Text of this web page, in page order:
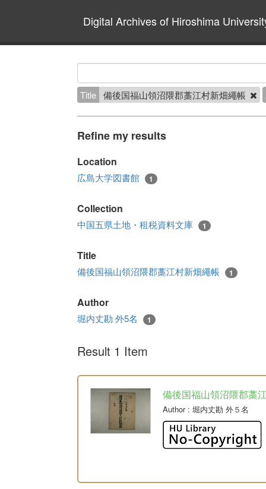
Digital Archives of Hiroshima
Title 備後国福山領沼隈郡藁江村新畑繩帳
Refine my results
Location
広島大学図書館 1
Collection
中国五県土地・租税資料文庫 1
Title
備後国福山領沼隈郡藁江村新畑繩帳 1
Author
堀内丈勘 外5名 1
Result 1 Item
備後国福山領沼隈郡藁
Author: 堀内丈勘 外５名